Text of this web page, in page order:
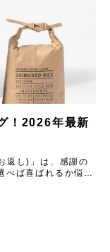
！2026年最新
返し)」は、感謝の
べば喜ばれるか悩む